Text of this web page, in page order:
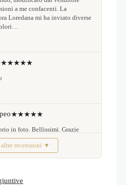
a me confacenti. La
Loredana mi ha inviato diverse
★★★★★
★★★★★
in foto. Bellissimi. Grazie
recensioni ▼